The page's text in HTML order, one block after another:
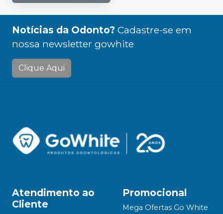
Notícias da Odonto? Cadastre-se em
nossa newsletter gowhite
Clique Aqui
Atendimento ao
Cliente
Promocional
Mega Ofertas Go White